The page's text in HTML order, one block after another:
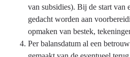
van subsidies). Bij de start van
gedacht worden aan
opmaken van bestek,
Per balansdatum al een